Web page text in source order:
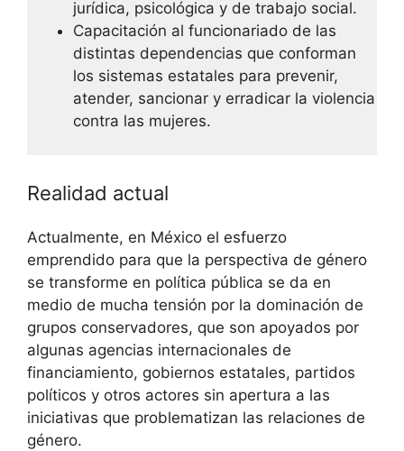
jurídica, psicológica y de trabajo social.
Capacitación al funcionariado de las
distintas dependencias que conforman
los sistemas estatales para prevenir,
atender, sancionar y erradicar la violencia
contra las mujeres.
Realidad actual
Actualmente, en México el esfuerzo
emprendido para que la perspectiva de género
se transforme en política pública se da en
medio de mucha tensión por la dominación de
grupos conservadores, que son apoyados por
algunas agencias internacionales de
financiamiento, gobiernos estatales, partidos
políticos y otros actores sin apertura a las
iniciativas que problematizan las relaciones de
género.